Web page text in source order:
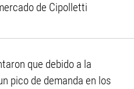
de Cipolletti
que debido a la
pico de demanda en los